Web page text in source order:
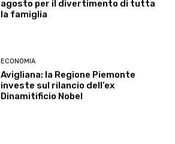
agosto per il divertimento di tutta
la famiglia
ECONOMIA
Avigliana: la Regione Piemonte
investe sul rilancio dell’ex
Dinamitificio Nobel